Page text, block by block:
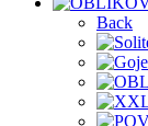
Back